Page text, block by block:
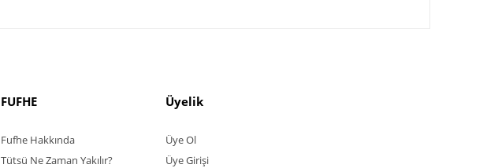
FUFHE
Fufhe Hakkında
Tütsü Ne Zaman Yakılır?
Üyelik
Üye Ol
Üye Girişi